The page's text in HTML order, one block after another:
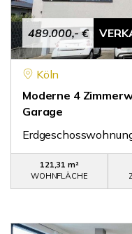
489.000,- €
Köln
Moderne 4
Garage
121,31 m²
WOHNFLÄCHE